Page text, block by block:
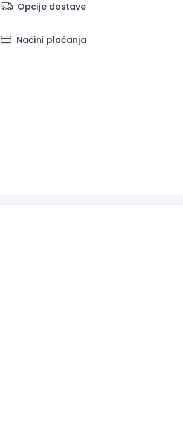
Opcije dostave
Načini plaćanja